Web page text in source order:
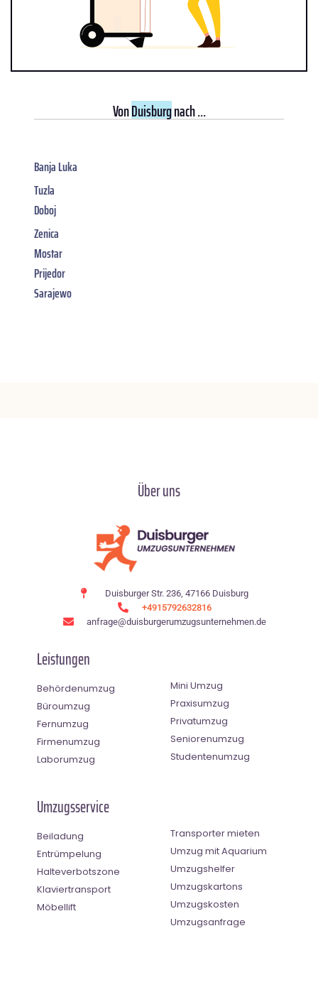
VonDuisburgnach ...
Banja Luka
Tuzla
Doboj
Zenica
Mostar
Prijedor
Sarajewo
Über uns
Duisburger Str. 236, 47166 Duisburg
+4915792632816
anfrage@duisburgerumzugsunternehmen.de
Leistungen
Behördenumzug
Büroumzug
Fernumzug
Firmenumzug
Laborumzug
Mini Umzug
Praxisumzug
Privatumzug
Seniorenumzug
Studentenumzug
Umzugsservice
Beiladung
Entrümpelung
Halteverbotszone
Klaviertransport
Möbellift
Transporter mieten
Umzug mit Aquarium
Umzugshelfer
Umzugskartons
Umzugskosten
Umzugsanfrage